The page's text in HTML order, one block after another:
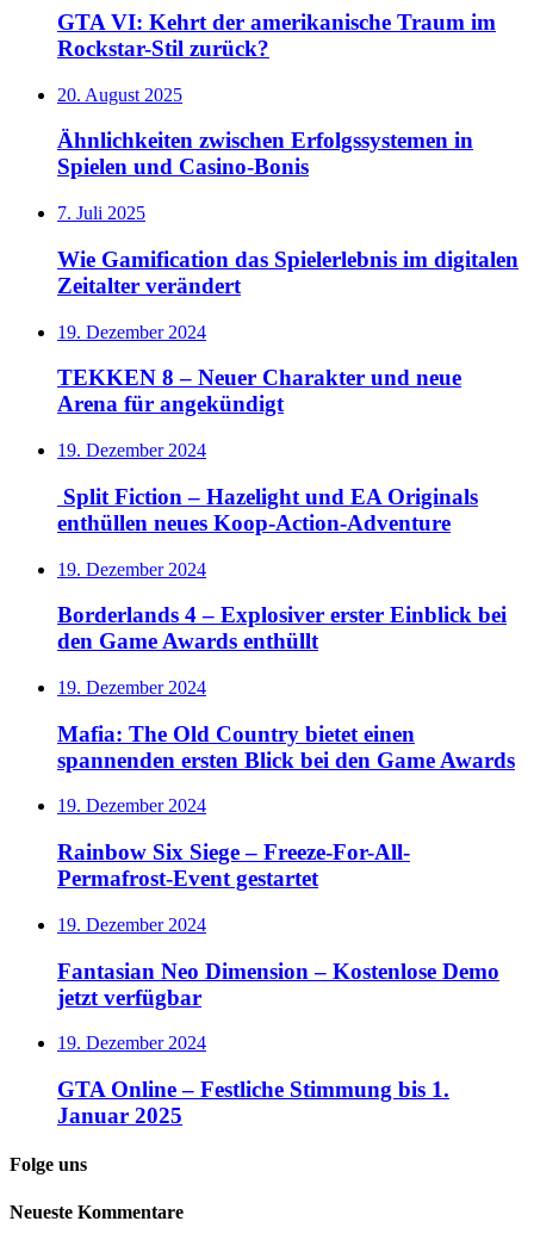
GTA VI: Kehrt der amerikanische Traum im
Rockstar-Stil zurück?
20. August 2025
Ähnlichkeiten zwischen Erfolgssystemen in
Spielen und Casino‑Bonis
7. Juli 2025
Wie Gamification das Spielerlebnis im digitalen
Zeitalter verändert
19. Dezember 2024
TEKKEN 8 – Neuer Charakter und neue
Arena für angekündigt
19. Dezember 2024
Split Fiction – Hazelight und EA Originals
enthüllen neues Koop-Action-Adventure
19. Dezember 2024
Borderlands 4 – Explosiver erster Einblick bei
den Game Awards enthüllt
19. Dezember 2024
Mafia: The Old Country bietet einen
spannenden ersten Blick bei den Game Awards
19. Dezember 2024
Rainbow Six Siege – Freeze-For-All-
Permafrost-Event gestartet
19. Dezember 2024
Fantasian Neo Dimension – Kostenlose Demo
jetzt verfügbar
19. Dezember 2024
GTA Online – Festliche Stimmung bis 1.
Januar 2025
Folge uns
Neueste Kommentare